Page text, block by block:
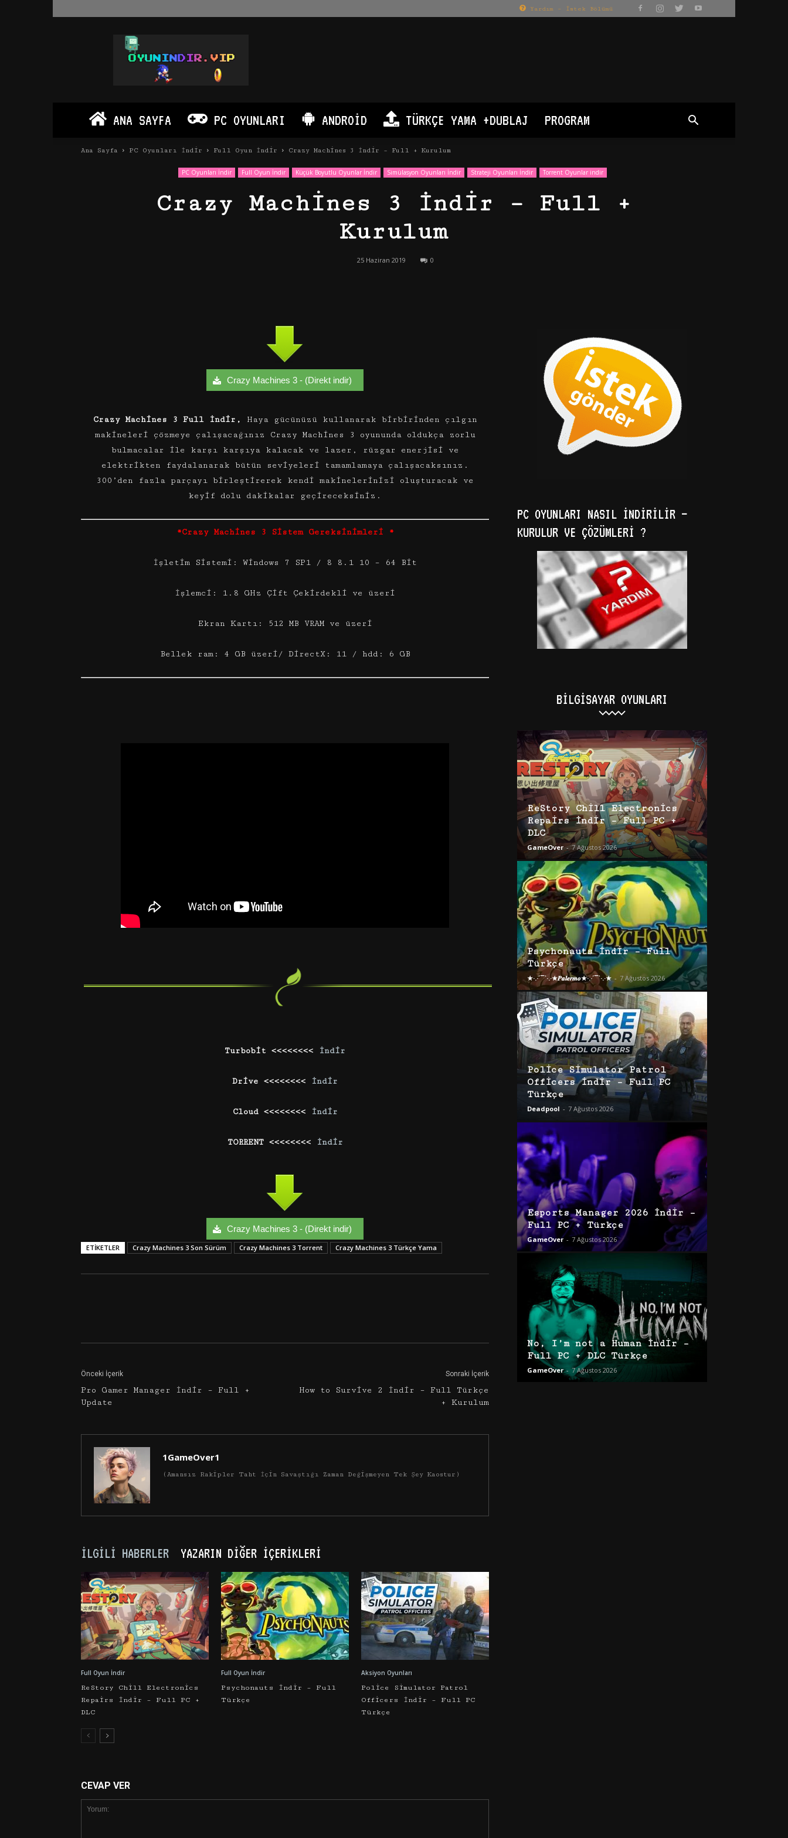
Yardım – İstek Bölümü
Oyun
İndir
PC
Android
ANA SAYFA PC OYUNLARI ANDROID TÜRKÇE YAMA +DUBLAJ PROGRAM
Ana Sayfa PC Oyunları İndir Full Oyun İndir Crazy Machines 3 İndir – Full + Kurulum
PC Oyunları İndir Full Oyun İndir Küçük Boyutlu Oyunlar İndir Simülasyon Oyunları İndir Strateji Oyunları İndir Torrent Oyunlar indir
Crazy Machines 3 İndir – Full +
Kurulum
25 Haziran 2019 0
Crazy Machines 3 - (Direkt indir)
Crazy Machines 3 Full İndir,
Haya gücünüzü kullanarak birbirinden çılgın
makineleri çözmeye çalışacağınız Crazy Machines 3 oyununda oldukça zorlu
bulmacalar ile karşı karşıya kalacak ve lazer, rüzgar enerjisi ve
elektrikten faydalanarak bütün seviyeleri tamamlamaya çalışacaksınız.
300’den fazla parçayı birleştirerek kendi makinelerinizi oluşturacak ve
keyif dolu dakikalar geçireceksiniz.
*Crazy Machines 3 Sistem Gereksinimleri *
İşletim Sistemi: Windows 7 SP1 / 8 8.1 10 – 64 Bit
İşlemci: 1.8 GHz Çift Çekirdekli ve üzeri
Ekran Kartı: 512 MB VRAM ve üzeri
Bellek ram: 4 GB üzeri/ DirectX: 11 / hdd: 6 GB
Turbobit <<<<<<<< İndir
Drive <<<<<<<< İndir
Cloud <<<<<<<< İndir
TORRENT <<<<<<<< İndir
Crazy Machines 3 - (Direkt indir)
ETIKETLER Crazy Machines 3 Son Sürüm Crazy Machines 3 Torrent Crazy Machines 3 Türkçe Yama
Önceki İçerik
Pro Gamer Manager İndir – Full +
Update
Sonraki İçerik
How to Survive 2 İndir – Full Türkçe
+ Kurulum
1GameOver1
(Amansız Rakipler Taht İçin Savaştığı Zaman Değişmeyen Tek Şey Kaostur)
İLGILI HABERLER YAZARIN DIĞER İÇERIKLERI
Full Oyun İndir
ReStory Chill Electronics
Repairs İndir – Full PC +
DLC
Full Oyun İndir
Psychonauts İndir – Full
Türkçe
Aksiyon Oyunları
Police Simulator Patrol
Officers İndir – Full PC
Türkçe
CEVAP VER
PC OYUNLARI NASIL İNDIRILIR –
KURULUR VE ÇÖZÜMLERI ?
BILGISAYAR OYUNLARI
ReStory Chill Electronics
Repairs İndir – Full PC +
DLC
GameOver - 7 Ağustos 2026
Psychonauts İndir – Full
Türkçe
★·.·´¯`·.·★𝑷𝒂𝒍𝒆𝒓𝒎𝒐★·.·´¯`·.·★ - 7 Ağustos 2026
Police Simulator Patrol
Officers İndir – Full PC
Türkçe
Deadpool - 7 Ağustos 2026
Esports Manager 2026 İndir –
Full PC + Türkçe
GameOver - 7 Ağustos 2026
No, I’m not a Human İndir –
Full PC + DLC Türkçe
GameOver - 7 Ağustos 2026